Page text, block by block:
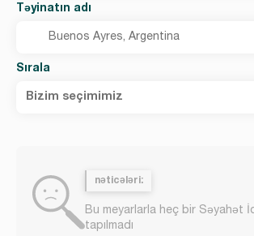
Təyinatın adı
Sırala
Bizim seçimimiz
nəticələri:
Bu meyarlarla heç bir Səyahət
tapılmadı